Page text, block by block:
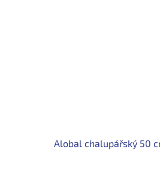
Alobal chalupářský 50